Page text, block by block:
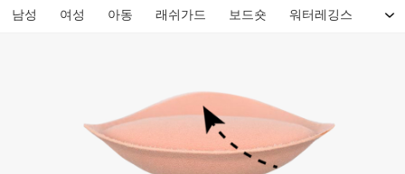
남성 여성 아동 래쉬가드 보드숏 워터레깅스 비
메뉴